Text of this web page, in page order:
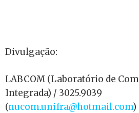
Divulgação:
LABCOM (Laboratório de
Integrada) / 3025.9039
(nucom.unifra@hotmail.com)